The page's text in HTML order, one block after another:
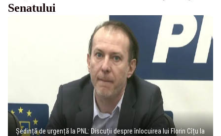
Senatului
Ședință de urgență la PNL: Discuții despre înlocuirea lui Florin Cîțu la